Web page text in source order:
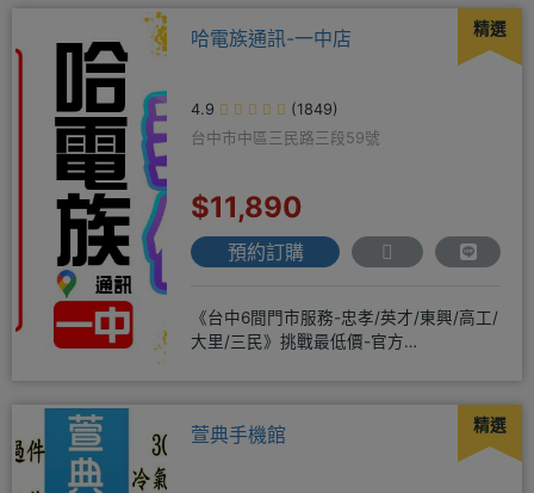
精選
哈電族通訊-一中店
4.9
(1849)
台中市中區三民路三段59號
$11,890
預約訂購
《台中6間門市服務-忠孝/英才/東興/高工/
大里/三民》挑戰最低價-官方
精選
萱典手機館